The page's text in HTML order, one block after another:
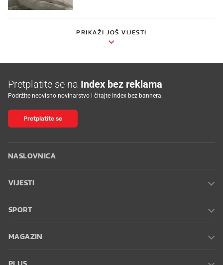
PRIKAŽI JOŠ VIJESTI
Pretplatite se na Index bez reklama
Podržite neovisno novinarstvo i čitajte Index bez bannera.
Pretplatite se
NASLOVNICA
VIJESTI
SPORT
MAGAZIN
PLUS